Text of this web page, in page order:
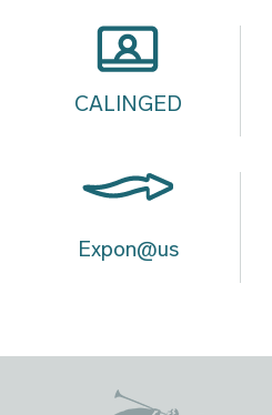
CALINGED
Expon@us